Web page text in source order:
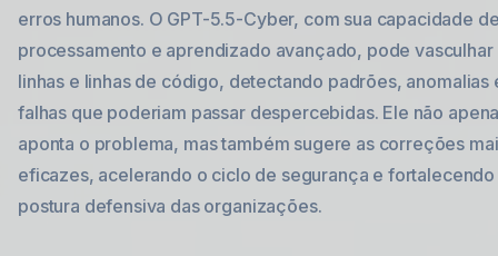
erros humanos. O GPT-5.5-Cyber, com sua capacidade
processamento e aprendizado avançado, pode vasculhar
linhas e linhas de código, detectando padrões, anomalias
falhas que poderiam passar despercebidas. Ele não
aponta o problema, mas também sugere as correções
eficazes, acelerando o ciclo de segurança e fortalecendo
postura defensiva das organizações.